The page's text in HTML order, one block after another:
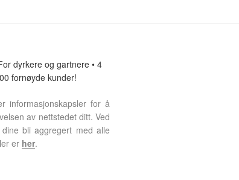
dyrkere og gartnere • 4
fornøyde kunder!
informasjonskapsler for å
av nettstedet ditt. Ved
bli aggregert med alle
er her.